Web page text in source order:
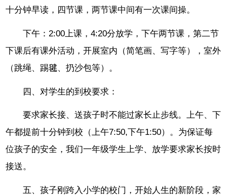
十分钟早读，四节课，两节课中间有一次课间操。
下午：2:00上课，4:20分放学，下午两节课，第二节
下课后有课外活动，开展室内（简笔画、写字等），室外
（跳绳、踢毽、扔沙包等）。
四、对学生的到校要求：
要求家长接、送孩子时不能过家长止步线。上午、下
午都提前十分钟到校（上午7:50,下午1:50）。为保证每
位孩子的安全，我们一年级学生上学、放学要求家长按时
接送。
五、孩子刚跨入小学的校门，开始人生的新阶段，家